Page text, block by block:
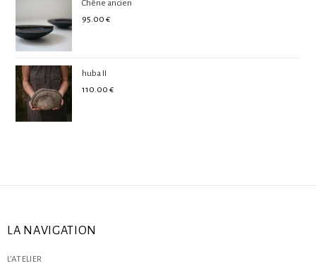
Chêne ancien
95.00€
huba II
110.00€
LA NAVIGATION
L’ATELIER